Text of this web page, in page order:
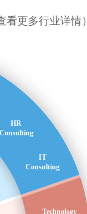
更多行业详情）
HR
Consulting
IT
Consulting
Technology